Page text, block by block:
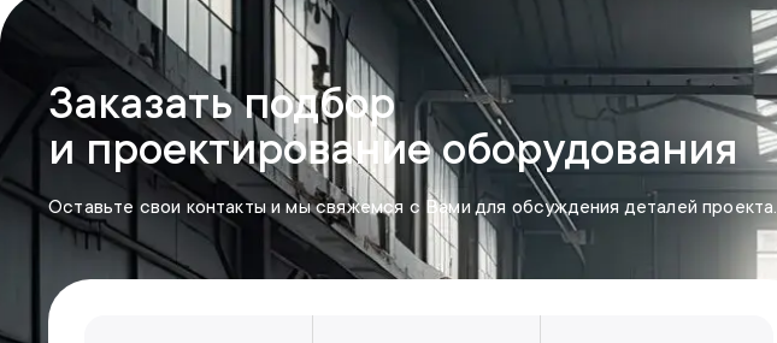
Заказать подбор
и проектирование оборудования
Оставьте свои контакты и мы свяжемся с Вами для обсуждения деталей проекта.